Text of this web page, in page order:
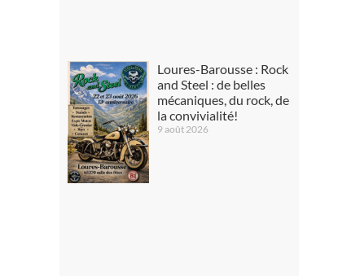
Loures-Barousse : Rock
and Steel : de belles
mécaniques, du rock, de
la convivialité!
9 août 2026